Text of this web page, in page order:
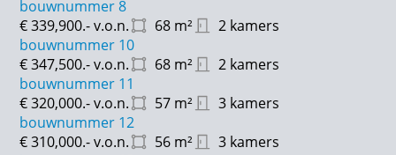
bouwnummer 8
68 m² 2 kamers
€ 339,900.-v.o.n.
bouwnummer 10
68 m² 2 kamers
€ 347,500.-v.o.n.
bouwnummer 11
57 m² 3 kamers
€ 320,000.-v.o.n.
bouwnummer 12
56 m² 3 kamers
€ 310,000.-v.o.n.